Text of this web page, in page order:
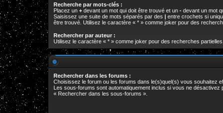
Recherche par mots-clés :
Placez un + devant un mot qui doit être trouvé et un - devant un mot
Saisissez une suite de mots séparés par des | entre crochets si
être trouvé. Utilisez le caractère « * » comme joker pour des
Rechercher par auteur :
Utilisez le caractère « * » comme joker pour des recherches partielles.
Rechercher dans les forums :
Choisissez le forum ou les forums dans le(s)quel(s) vous souhaitez
Les sous-forums sont automatiquement inclus si vous ne désactivez
« Rechercher dans les sous-forums ».